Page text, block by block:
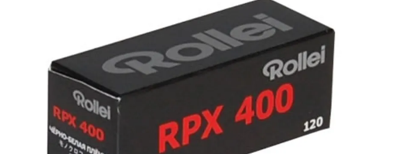
7. card memorie
8. dji mic mini
9
insta 360